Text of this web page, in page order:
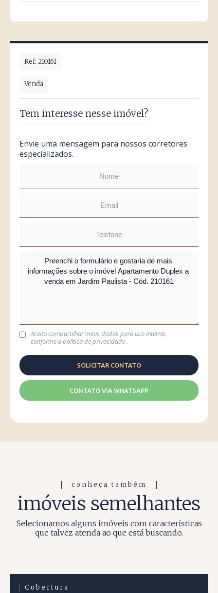
Ref: 210161
Venda
Tem interesse nesse imóvel?
Envie uma mensagem para nossos corretores
especializados.
Aceito compartilhar meus dados para uso interno,
conforme apolítica de privacidade.
CONTATO VIA WHATSAPP
conheça também
imóveis semelhantes
Selecionamos alguns imóveis com características
que talvez atenda ao que está buscando.
Cobertura